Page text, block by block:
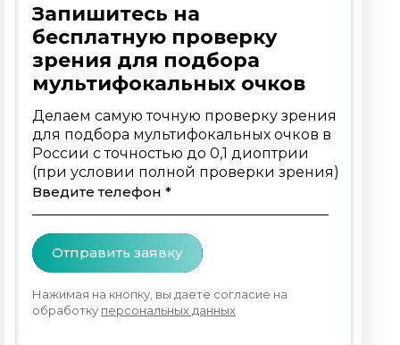
Делаем самую точную проверку зрения
для подбора мультифокальных очков в
России с точностью до 0,1 диоптрии
(при условии полной проверки зрения)
Запишитесь на
бесплатную проверку
зрения для подбора
мультифокальных очков
Введите телефон *
Отправить заявку
Нажимая на кнопку, вы даете согласие на
обработку персональных данных